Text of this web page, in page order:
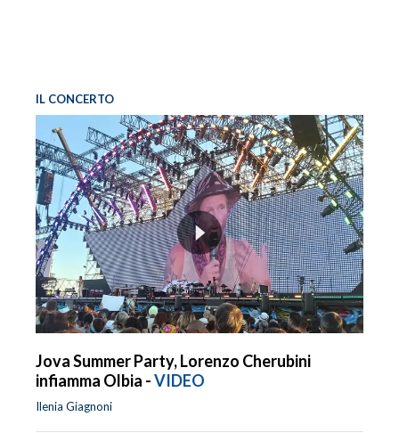
IL CONCERTO
Jova Summer Party, Lorenzo Cherubini
infiamma Olbia -VIDEO
Ilenia Giagnoni